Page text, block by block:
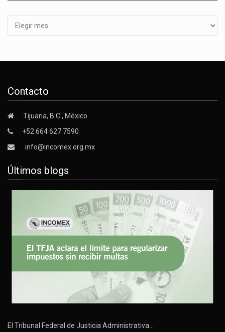
Contacto
Tijuana, B.C., México
+52 664 627 7590
info@incomex.org.mx
Últimos blogs
El Tribunal Federal de Justicia Administrativa…